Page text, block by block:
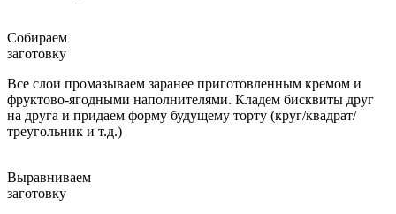
Собираем
заготовку
Все слои промазываем заранее приготовленным кремом и
фруктово-ягодными наполнителями. Кладем бисквиты друг
на друга и придаем форму будущему торту (круг/квадрат/
треугольник и т.д.)
Выравниваем
заготовку